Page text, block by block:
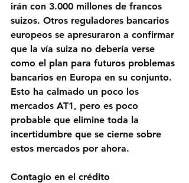
irán con 3.000 millones de francos
suizos. Otros reguladores bancarios
europeos se apresuraron a confirmar
que la vía suiza no debería verse
como el plan para futuros problemas
bancarios en Europa en su conjunto.
Esto ha calmado un poco los
mercados AT1, pero es poco
probable que elimine toda la
incertidumbre que se cierne sobre
estos mercados por ahora.
Contagio en el crédito